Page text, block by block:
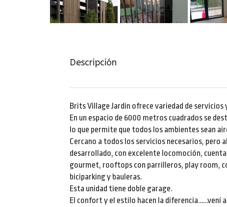
Descripción
Brits Village Jardin ofrece variedad de
En un espacio de 6000 metros cuadrados se
lo que permite que todos los ambientes sean
Cercano a todos los servicios necesarios,
desarrollado, con excelente locomoción,
gourmet, rooftops con parrilleros, play room,
biciparking y bauleras.
Esta unidad tiene doble garage.
El confort y el estilo hacen la diferencia……vení